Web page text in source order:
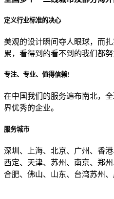
贵公司的团队规模是？
目前主要的营销渠道是？
定义行业标准的决心
美观的设计瞬间夺人眼球，而
累，看得到的看不到的我们都努
专注、专业、值得信赖!
在中国我们的服务遍布南北，
界优秀的企业。
服务城市
深圳、上海、北京、广州、香
西定、天津、苏州、南京、郑
合肥、佛山、山东、台湾苏州、